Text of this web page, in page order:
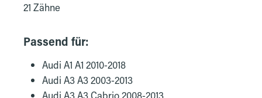
21 Zähne
Passend für:
Audi A1 A1 2010-2018
Audi A3 A3 2003-2013